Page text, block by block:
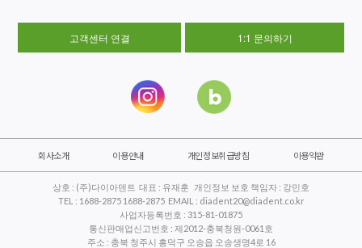
고객센터 연결 1:1 문의하기
회사소개 이용안내 개인정보취급방침 이용약관
상호 : (주)다이아덴트 대표 : 유재훈 개인정보 보호 책임자 : 강민호
TEL : 1688-2875 1688-2875 EMAIL : diadent20@diadent.co.kr
사업자등록번호 : 315-81-01875
통신판매업신고번호 : 제2012-충북청원-0061호
주소 : 충북 청주시 흥덕구 오송읍 오송생명4로 16